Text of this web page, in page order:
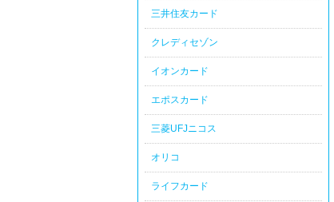
三井住友カード
クレディセゾン
イオンカード
エポスカード
三菱UFJニコス
オリコ
ライフカード